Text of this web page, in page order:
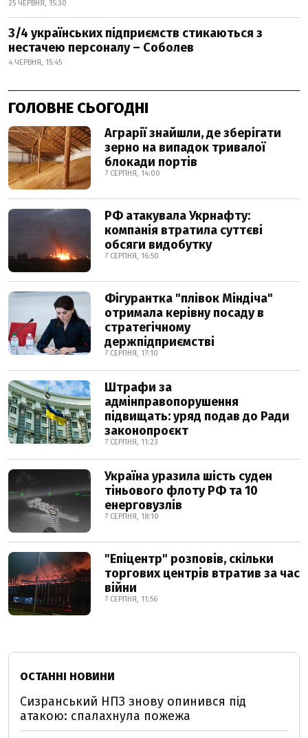
25 ЧЕРВНЯ, 15:30
3/4 українських підприємств стикаються з
нестачею персоналу – Соболев
4 ЧЕРВНЯ, 15:45
ГОЛОВНЕ СЬОГОДНІ
Аграрії знайшли, де зберігати
зерно на випадок тривалої
блокади портів
7 СЕРПНЯ, 14:00
РФ атакувала Укрнафту:
компанія втратила суттєві
обсяги видобутку
7 СЕРПНЯ, 16:50
Фігурантка "плівок Міндіча"
отримала керівну посаду в
стратегічному
держпідприємстві
7 СЕРПНЯ, 17:10
Штрафи за
адмінправопорушення
підвищать: уряд подав до Ради
законопроєкт
7 СЕРПНЯ, 11:23
Україна уразила шість суден
тіньового флоту РФ та 10
енерговузлів
7 СЕРПНЯ, 18:10
"Епіцентр" розповів, скільки
торгових центрів втратив за час
війни
7 СЕРПНЯ, 11:56
ОСТАННІ НОВИНИ
Сизранський НПЗ знову опинився під
атакою: спалахнула пожежа